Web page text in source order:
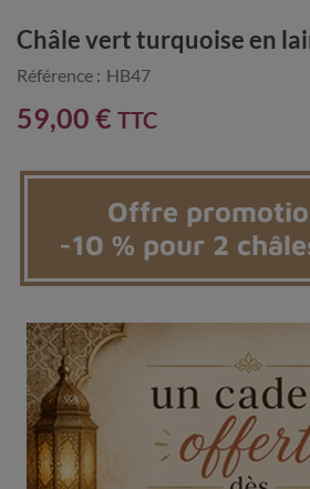
Châle vert turquoise en
Référence : HB47
59,00 € TTC
Offre
-10 % pour 2